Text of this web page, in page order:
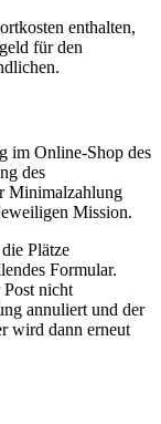
enthalten,
für den
im Online-Shop des
des
Minimalzahlung
Mission.
Plätze
Formular.
Post nicht
annuliert und der
wird dann erneut